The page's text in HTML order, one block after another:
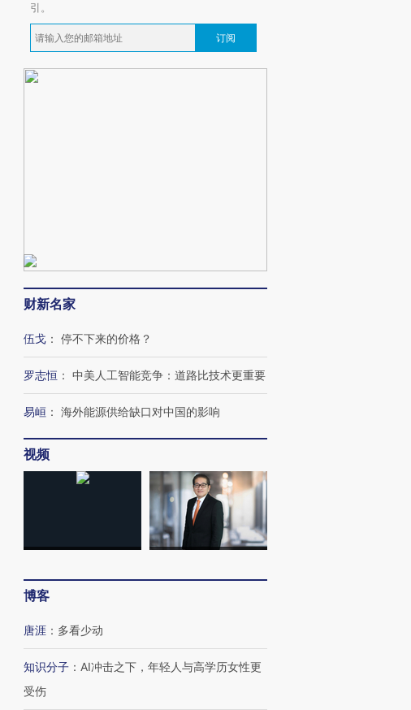
引。
订阅
财新名家
伍戈 ： 停不下来的价格？
罗志恒 ： 中美人工智能竞争：道路比技术更重要
易峘 ： 海外能源供给缺口对中国的影响
视频
博客
唐涯 ： 多看少动
知识分子 ： AI冲击之下，年轻人与高学历女性更
受伤